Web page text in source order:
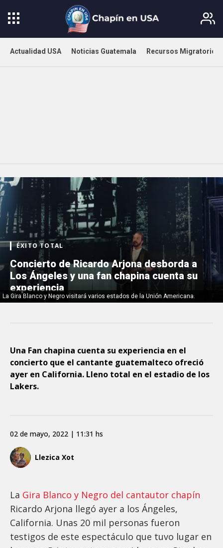
Actualidad USA Noticias Guatemala Recursos Migratorios
La Gira Blanco y Negro visitará varios estados de la Unión Americana.
ÉXITO TOTAL
Concierto de Ricardo Arjona desborda a
Los Ángeles y una fan chapina cuenta su
experiencia
Una Fan chapina cuenta su experiencia en el
concierto que el cantante guatemalteco ofreció
ayer en California. Lleno total en el estadio de los
Lakers.
Llezica Xot
02 de mayo, 2022 | 11:31 hs
La Gira Blanco y Negro del cantautor chapín
Ricardo Arjona llegó ayer a los Ángeles,
California. Unas 20 mil personas fueron
testigos de este espectáculo que tuvo lugar en